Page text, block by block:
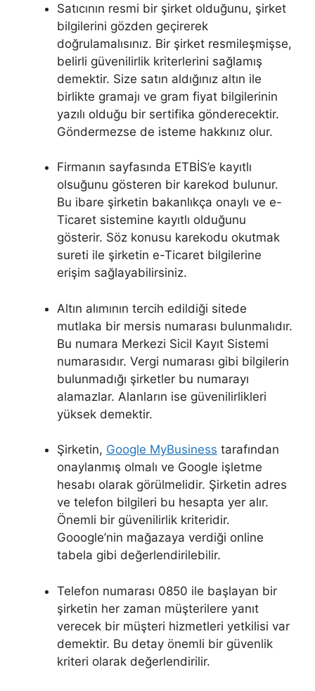
Satıcının resmi bir şirket olduğunu, şirket
bilgilerini gözden geçirerek
doğrulamalısınız. Bir şirket resmileşmişse,
belirli güvenilirlik kriterlerini sağlamış
demektir. Size satın aldığınız altın ile
birlikte gramajı ve gram fiyat bilgilerinin
yazılı olduğu bir sertifika gönderecektir.
Göndermezse de isteme hakkınız olur.
Firmanın sayfasında ETBİS’e kayıtlı
olsuğunu gösteren bir karekod bulunur.
Bu ibare şirketin bakanlıkça onaylı ve e-
Ticaret sistemine kayıtlı olduğunu
gösterir. Söz konusu karekodu okutmak
sureti ile şirketin e-Ticaret bilgilerine
erişim sağlayabilirsiniz.
Altın alımının tercih edildiği sitede
mutlaka bir mersis numarası bulunmalıdır.
Bu numara Merkezi Sicil Kayıt Sistemi
numarasıdır. Vergi numarası gibi bilgilerin
bulunmadığı şirketler bu numarayı
alamazlar. Alanların ise güvenilirlikleri
yüksek demektir.
Şirketin, Google MyBusiness tarafından
onaylanmış olmalı ve Google işletme
hesabı olarak görülmelidir. Şirketin adres
ve telefon bilgileri bu hesapta yer alır.
Önemli bir güvenilirlik kriteridir.
Gooogle’nin mağazaya verdiği online
tabela gibi değerlendirilebilir.
Telefon numarası 0850 ile başlayan bir
şirketin her zaman müşterilere yanıt
verecek bir müşteri hizmetleri yetkilisi var
demektir. Bu detay önemli bir güvenlik
kriteri olarak değerlendirilir.